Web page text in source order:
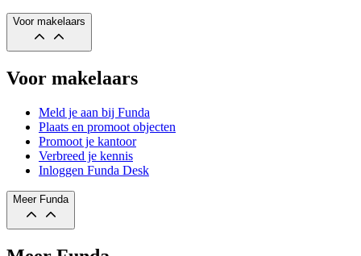
Voor makelaars
Voor makelaars
Meld je aan bij Funda
Plaats en promoot objecten
Promoot je kantoor
Verbreed je kennis
Inloggen Funda Desk
Meer Funda